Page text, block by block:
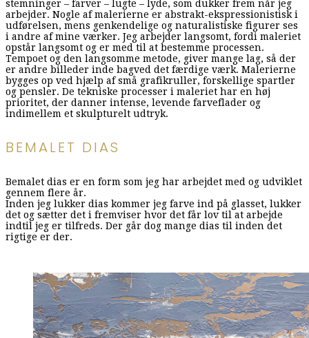
stemninger – farver – lugte – lyde, som dukker frem når jeg
arbejder. Nogle af malerierne er abstrakt-ekspressionistisk i
udførelsen, mens genkendelige og naturalistiske figurer ses
i andre af mine værker. Jeg arbejder langsomt, fordi maleriet
opstår langsomt og er med til at bestemme processen.
Tempoet og den langsomme metode, giver mange lag, så der
er andre billeder inde bagved det færdige værk. Malerierne
bygges op ved hjælp af små grafikruller, forskellige spartler
og pensler. De tekniske processer i maleriet har en høj
prioritet, der danner intense, levende farveflader og
indimellem et skulpturelt udtryk.
BEMALET DIAS
Bemalet dias er en form som jeg har arbejdet med og udviklet
gennem flere år.
Inden jeg lukker dias kommer jeg farve ind på glasset, lukker
det og sætter det i fremviser hvor det får lov til at arbejde
indtil jeg er tilfreds. Der går dog mange dias til inden det
rigtige er der.